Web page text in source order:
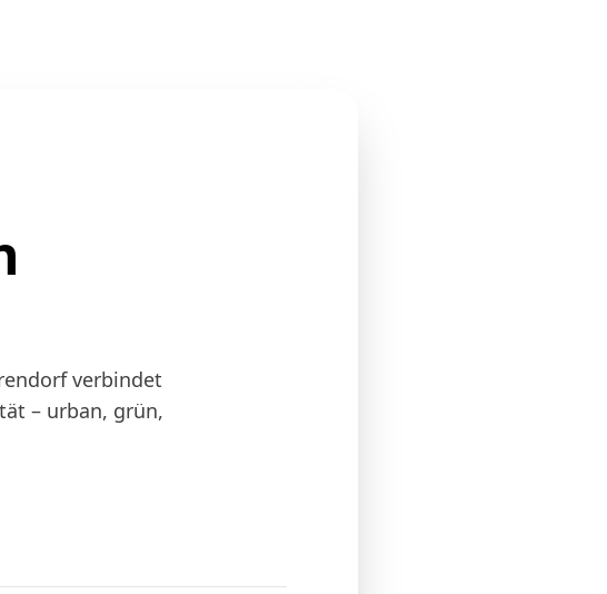
verbindet
– urban, grün,